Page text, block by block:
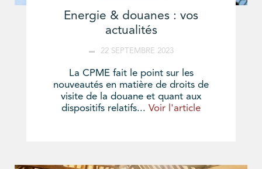
Energie & douanes : vos
actualités
22 SEPTEMBRE 2023
La CPME fait le point sur les
nouveautés en matière de droits de
visite de la douane et quant aux
dispositifs relatifs... Voir l'article